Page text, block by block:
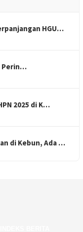
HGU…
Perin…
2025 di K…
di Kebun, Ada …